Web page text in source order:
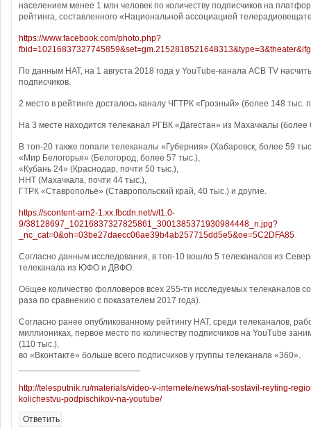
населением менее 1 млн человек по количеству подписчиков на
рейтинга, составленного «Национальной ассоциацией
https://www.facebook.com/photo.php?
По данным НАТ, на 1 августа 2018 года у YouTube-канала АСВ TV
подписчиков.
2 место в рейтинге досталось каналу ЧГТРК «Грозный» (более 148 тыс.
На 3 месте находится телеканал РГВК «Дагестан» из Махачкалы (более
В топ-20 также попали телеканалы «Губерния» (Хабаровск, более 59
«Мир Белогорья» (Белогород, более 57 тыс.),
«Кубань 24» (Краснодар, почти 50 тыс.),
ННТ (Махачкала, почти 44 тыс.),
ГТРК «Ставрополье» (Ставропольский край, 40 тыс.) и другие.
https://scontent-arn2-1.xx.fbcdn.net/v/t1.0-
9/38128697_10216837327825861_3001385371930984448_n.jpg?
_nc_cat=0&oh=03be27daecc06ae39b4ab257715dd5e5&oe=5C2DFA85
Согласно данным исследования, в топ-10 вошло 5 телеканалов из
телеканала из ЮФО и ДВФО.
Общее количество фолловеров всех 255-ти исследуемых телеканалов
раза по сравнению с показателем 2017 года).
Согласно ранее опубликованному рейтингу НАТ, среди телеканалов,
миллиониках, первое место по количеству подписчиков на YouTube
(110 тыс.),
во «Вконтакте» больше всего подписчиков у группы телеканала «360».
http://telesputnik.ru/materials/video-v-internete/news/nat-sostavil-reyting-
kolichestvu-podpischikov-na-youtube/
Ответить